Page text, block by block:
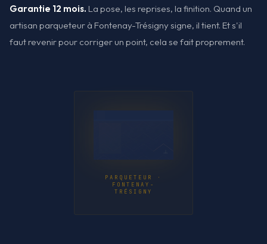
Garantie 12 mois. La pose, les reprises, la finition. Quand un
artisan parqueteur à Fontenay-Trésigny signe, il tient. Et s'il
faut revenir pour corriger un point, cela se fait proprement.
PARQUETEUR ·
FONTENAY-
TRÉSIGNY